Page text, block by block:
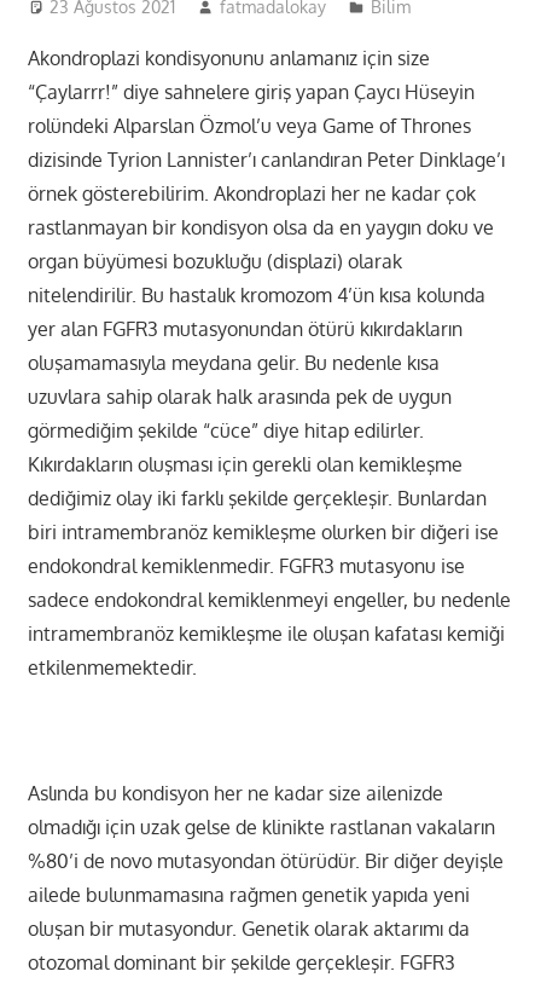
23 Ağustos 2021 fatmadalokay Bilim
Akondroplazi kondisyonunu anlamanız için size
“Çaylarrr!” diye sahnelere giriş yapan Çaycı Hüseyin
rolündeki Alparslan Özmol’u veya Game of Thrones
dizisinde Tyrion Lannister’ı canlandıran Peter Dinklage’ı
örnek gösterebilirim. Akondroplazi her ne kadar çok
rastlanmayan bir kondisyon olsa da en yaygın doku ve
organ büyümesi bozukluğu (displazi) olarak
nitelendirilir. Bu hastalık kromozom 4’ün kısa kolunda
yer alan FGFR3 mutasyonundan ötürü kıkırdakların
oluşamamasıyla meydana gelir. Bu nedenle kısa
uzuvlara sahip olarak halk arasında pek de uygun
görmediğim şekilde “cüce” diye hitap edilirler.
Kıkırdakların oluşması için gerekli olan kemikleşme
dediğimiz olay iki farklı şekilde gerçekleşir. Bunlardan
biri intramembranöz kemikleşme olurken bir diğeri ise
endokondral kemiklenmedir. FGFR3 mutasyonu ise
sadece endokondral kemiklenmeyi engeller, bu nedenle
intramembranöz kemikleşme ile oluşan kafatası kemiği
etkilenmemektedir.
Aslında bu kondisyon her ne kadar size ailenizde
olmadığı için uzak gelse de klinikte rastlanan vakaların
%80’i de novo mutasyondan ötürüdür. Bir diğer deyişle
ailede bulunmamasına rağmen genetik yapıda yeni
oluşan bir mutasyondur. Genetik olarak aktarımı da
otozomal dominant bir şekilde gerçekleşir. FGFR3